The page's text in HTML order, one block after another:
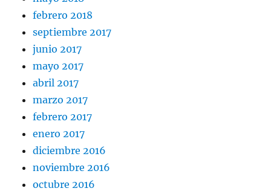
febrero 2018
septiembre 2017
junio 2017
mayo 2017
abril 2017
marzo 2017
febrero 2017
enero 2017
diciembre 2016
noviembre 2016
octubre 2016